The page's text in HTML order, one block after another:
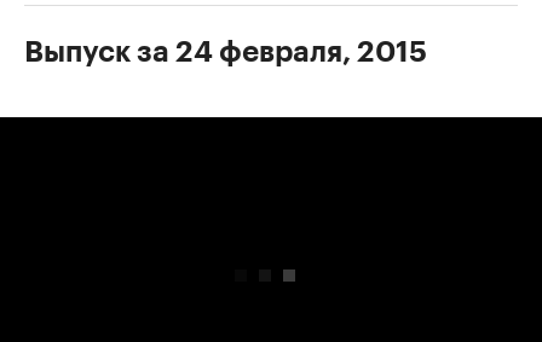
Выпуск за 24 февраля, 2015